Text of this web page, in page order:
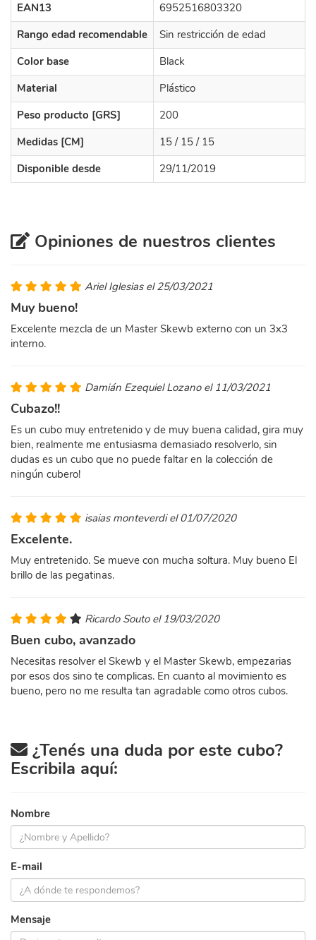
EAN13
6952516803320
Rango edad recomendable
Sin restricción de edad
Color base
Black
Material
Plástico
Peso producto [GRS]
200
Medidas [CM]
15 / 15 / 15
Disponible desde
29/11/2019
Opiniones de nuestros clientes
Ariel Iglesias el 25/03/2021
Muy bueno!
Excelente mezcla de un Master Skewb externo con un 3x3
interno.
Damián Ezequiel Lozano el 11/03/2021
Cubazo!!
Es un cubo muy entretenido y de muy buena calidad, gira muy
bien, realmente me entusiasma demasiado resolverlo, sin
dudas es un cubo que no puede faltar en la colección de
ningún cubero!
isaias monteverdi el 01/07/2020
Excelente.
Muy entretenido. Se mueve con mucha soltura. Muy bueno El
brillo de las pegatinas.
Ricardo Souto el 19/03/2020
Buen cubo, avanzado
Necesitas resolver el Skewb y el Master Skewb, empezarias
por esos dos sino te complicas. En cuanto al movimiento es
bueno, pero no me resulta tan agradable como otros cubos.
¿Tenés una duda por este cubo?
Escribila aquí:
Nombre
E-mail
Mensaje